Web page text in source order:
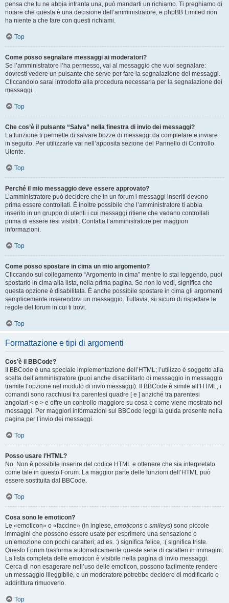
pensa che tu ne abbia infranta una, può mandarti un richiamo. Ti preghiamo di
notare che questa è una decisione dell’amministratore, e phpBB Limited non
ha niente a che fare con questi richiami.
Top
Come posso segnalare messaggi ai moderatori?
Se l’amministratore l’ha permesso, vai al messaggio che vuoi segnalare:
dovresti vedere un pulsante che serve per fare la segnalazione dei messaggi.
Cliccandolo sarai introdotto alla procedura necessaria per la segnalazione dei
messaggi.
Top
Che cos’è il pulsante “Salva” nella finestra di invio dei messaggi?
La funzione ti permette di salvare bozze di messaggi da completare e inviare
in seguito. Per utilizzarle vai nell’apposita sezione del Pannello di Controllo
Utente.
Top
Perché il mio messaggio deve essere approvato?
L’amministratore può decidere che in un forum i messaggi inseriti devono
prima essere controllati. È inoltre possibile che l’amministratore ti abbia
inserito in un gruppo di utenti i cui messaggi ritiene che vadano controllati
prima di essere resi visibili. Contatta l’amministratore per maggiori
informazioni.
Top
Come posso spostare in cima un mio argomento?
Cliccando sul collegamento “Argomento in cima” mentre lo stai leggendo, puoi
spostarlo in cima alla lista, nella prima pagina. Se non lo vedi, significa che
questa opzione è disabilitata. È anche possibile spostare in cima gli argomenti
semplicemente inserendovi un messaggio. Tuttavia, sii sicuro di rispettare le
regole del forum in cui ti trovi.
Top
Formattazione e tipi di argomenti
Cos’è il BBCode?
Il BBCode è una speciale implementazione dell’HTML; l’utilizzo è soggetto alla
scelta dell’amministratore (puoi anche disabilitarlo di messaggio in messaggio
tramite l’opzione nel modulo di invio messaggi). Il BBCode è simile all’HTML, i
comandi sono racchiusi tra parentesi quadre [ e ] anziché tra parentesi
angolari < e > e offre un controllo maggiore su cosa e come viene mostrato nei
messaggi. Per maggiori informazioni sul BBCode leggi la guida presente nella
pagina per l’invio dei messaggi.
Top
Posso usare l’HTML?
No. Non è possibile inserire del codice HTML e ottenere che sia interpretato
come tale in questo Forum. La maggior parte delle funzioni dell’HTML può
essere sostituita dal BBCode.
Top
Cosa sono le emoticon?
Le «emoticon» o «faccine» (in inglese, emoticons o smileys) sono piccole
immagini che possono essere usate per esprimere una sensazione o
un’emozione con pochi caratteri; ad es. :) significa felice, :( significa triste.
Questo Forum trasforma automaticamente queste serie di caratteri in immagini.
La lista completa delle emoticon è visibile nella pagina di invio messaggi.
Cerca di non esagerare nell’uso delle emoticon, possono facilmente rendere
un messaggio illeggibile, e un moderatore potrebbe decidere di modificarlo o
addirittura rimuoverlo.
Top